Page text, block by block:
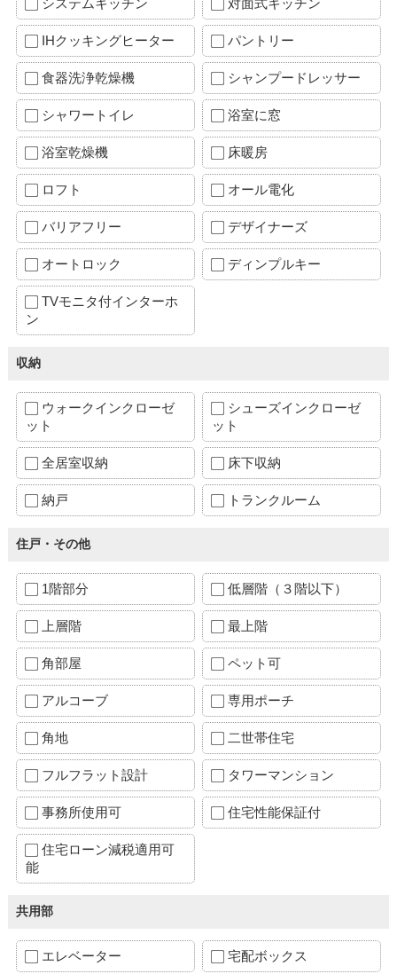
システムキッチン 対面式キッチン
IHクッキングヒーター パントリー
食器洗浄乾燥機 シャンプードレッサー
シャワートイレ 浴室に窓
浴室乾燥機 床暖房
ロフト オール電化
バリアフリー デザイナーズ
オートロック ディンプルキー
TVモニタ付インターホ
ン
収納
ウォークインクローゼ
ット
シューズインクローゼ
ット
全居室収納 床下収納
納戸 トランクルーム
住戸・その他
1階部分 低層階（３階以下）
上層階 最上階
角部屋 ペット可
アルコーブ 専用ポーチ
角地 二世帯住宅
フルフラット設計 タワーマンション
事務所使用可 住宅性能保証付
住宅ローン減税適用可
能
共用部
エレベーター 宅配ボックス